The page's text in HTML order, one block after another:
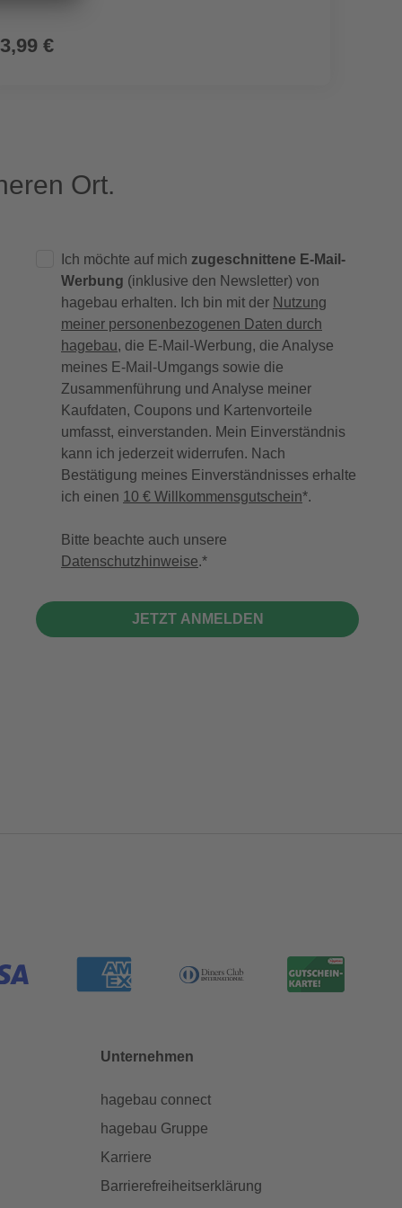
3,99 €
Ort.
Ich möchte auf mich zugeschnittene E-Mail-
Werbung (inklusive den Newsletter) von
hagebau erhalten. Ich bin mit der Nutzung
meiner personenbezogenen Daten durch
hagebau, die E-Mail-Werbung, die Analyse
meines E-Mail-Umgangs sowie die
Zusammenführung und Analyse meiner
Kaufdaten, Coupons und Kartenvorteile
umfasst, einverstanden. Mein Einverständnis
kann ich jederzeit widerrufen. Nach
Bestätigung meines Einverständnisses erhalte
ich einen 10 € Willkommensgutschein*.
Bitte beachte auch unsere
Datenschutzhinweise.
JETZT ANMELDEN
Unternehmen
hagebau connect
hagebau Gruppe
Karriere
Barrierefreiheitserklärung